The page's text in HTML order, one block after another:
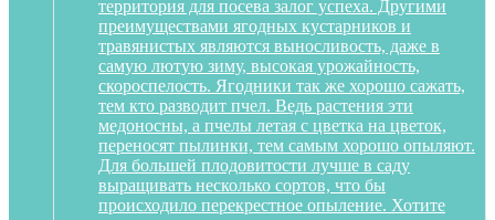
территория для посева залог успеха. Другими
преимуществами ягодных кустарников и
травянистых являются выносливость, даже в
самую лютую зиму, высокая урожайность,
скороспелость. Ягодники так же хорошо сажать,
тем кто разводит пчел. Ведь растения эти
медоносны, а пчелы летая с цветка на цветок,
переносят пылинки, тем самым хорошо опыляют.
Для большей плодовитости лучше в саду
выращивать несколько сортов, что бы
происходило перекрестное опыление. Хотите